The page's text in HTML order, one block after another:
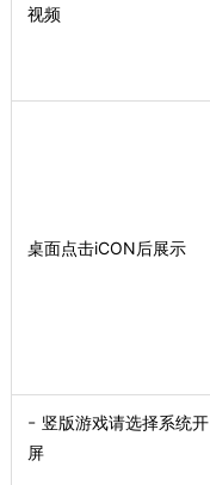
视频
桌面点击iCON后展示
- 竖版游戏请选择系统开
屏